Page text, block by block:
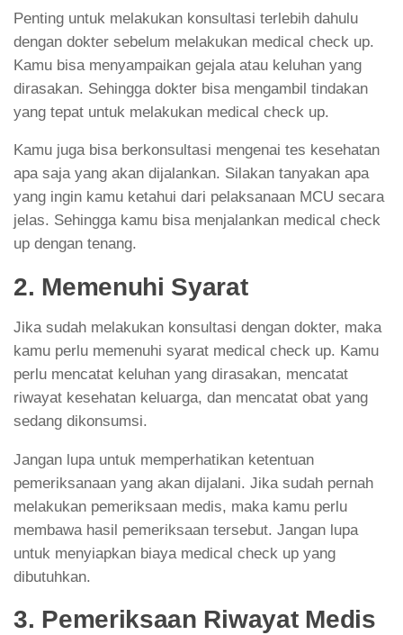
Penting untuk melakukan konsultasi terlebih dahulu
dengan dokter sebelum melakukan medical check up.
Kamu bisa menyampaikan gejala atau keluhan yang
dirasakan. Sehingga dokter bisa mengambil tindakan
yang tepat untuk melakukan medical check up.
Kamu juga bisa berkonsultasi mengenai tes kesehatan
apa saja yang akan dijalankan. Silakan tanyakan apa
yang ingin kamu ketahui dari pelaksanaan MCU secara
jelas. Sehingga kamu bisa menjalankan medical check
up dengan tenang.
2. Memenuhi Syarat
Jika sudah melakukan konsultasi dengan dokter, maka
kamu perlu memenuhi syarat medical check up. Kamu
perlu mencatat keluhan yang dirasakan, mencatat
riwayat kesehatan keluarga, dan mencatat obat yang
sedang dikonsumsi.
Jangan lupa untuk memperhatikan ketentuan
pemeriksanaan yang akan dijalani. Jika sudah pernah
melakukan pemeriksaan medis, maka kamu perlu
membawa hasil pemeriksaan tersebut. Jangan lupa
untuk menyiapkan biaya medical check up yang
dibutuhkan.
3. Pemeriksaan Riwayat Medis